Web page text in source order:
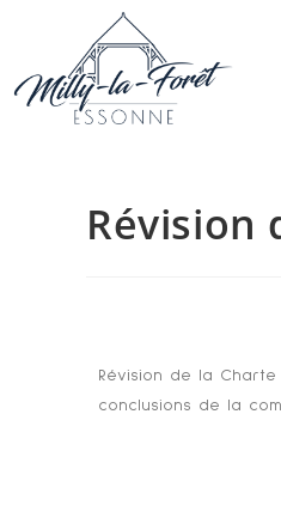
Révision
Révision de la
conclusions de la